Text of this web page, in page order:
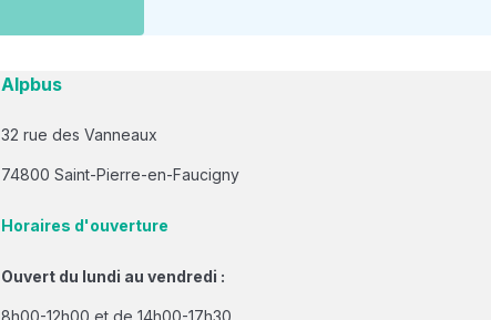
Alpbus
32 rue des Vanneaux
74800 Saint-Pierre-en-Faucigny
Horaires d'ouverture
Ouvert du lundi au vendredi :
8h00-12h00 et de 14h00-17h30